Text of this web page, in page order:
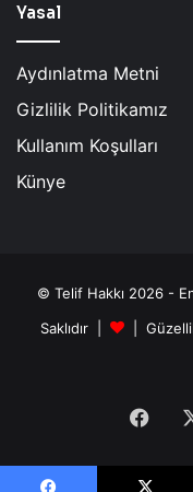
Yasal
Aydınlatma Metni
Gizlilik Politikamız
Kullanım Koşulları
Künye
© Telif Hakkı 2026 -
Saklıdır |
|